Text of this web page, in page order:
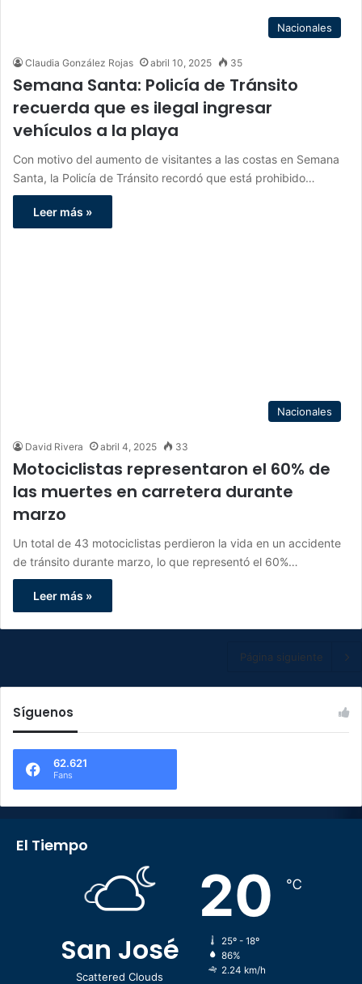
Nacionales
Claudia González Rojas abril 10, 2025 35
Semana Santa: Policía de Tránsito
recuerda que es ilegal ingresar
vehículos a la playa
Con motivo del aumento de visitantes a las costas en Semana
Santa, la Policía de Tránsito recordó que está prohibido…
Leer más »
Nacionales
David Rivera abril 4, 2025 33
Motociclistas representaron el 60% de
las muertes en carretera durante
marzo
Un total de 43 motociclistas perdieron la vida en un accidente
de tránsito durante marzo, lo que representó el 60%…
Leer más »
Página siguiente
Síguenos
62.621
Fans
El Tiempo
San José
Scattered Clouds
20 ℃
25º - 18º
86%
2.24 km/h